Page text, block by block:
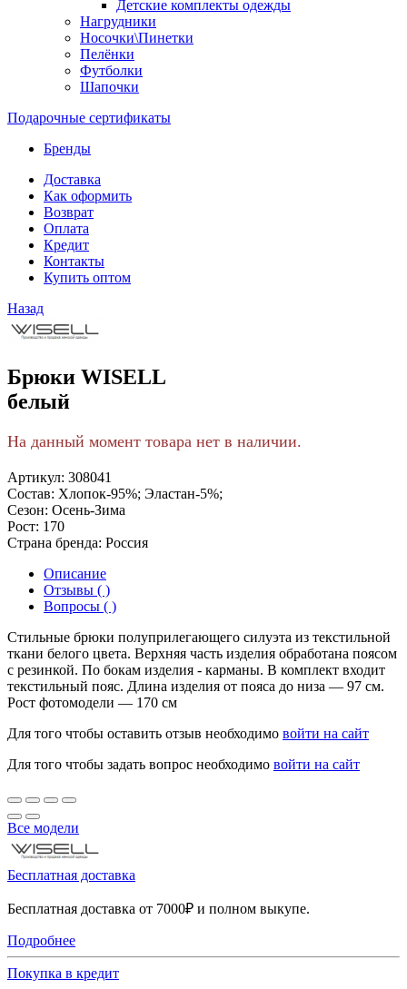
Детские комплекты одежды
Нагрудники
Носочки\Пинетки
Пелёнки
Футболки
Шапочки
Подарочные сертификаты
Бренды
Доставка
Как оформить
Возврат
Оплата
Кредит
Контакты
Купить оптом
Назад
Брюки WISELL
белый
На данный момент товара нет в наличии.
Артикул: 308041
Состав: Хлопок-95%; Эластан-5%;
Сезон: Осень-Зима
Рост: 170
Страна бренда: Россия
Описание
Отзывы ( )
Вопросы ( )
Стильные брюки полуприлегающего силуэта из текстильной
ткани белого цвета. Верхняя часть изделия обработана поясом
с резинкой. По бокам изделия - карманы. В комплект входит
текстильный пояс. Длина изделия от пояса до низа — 97 см.
Рост фотомодели — 170 см
Для того чтобы оставить отзыв необходимо войти на сайт
Для того чтобы задать вопрос необходимо войти на сайт
Все модели
Бесплатная доставка
Бесплатная доставка от 7000₽ и полном выкупе.
Подробнее
Покупка в кредит